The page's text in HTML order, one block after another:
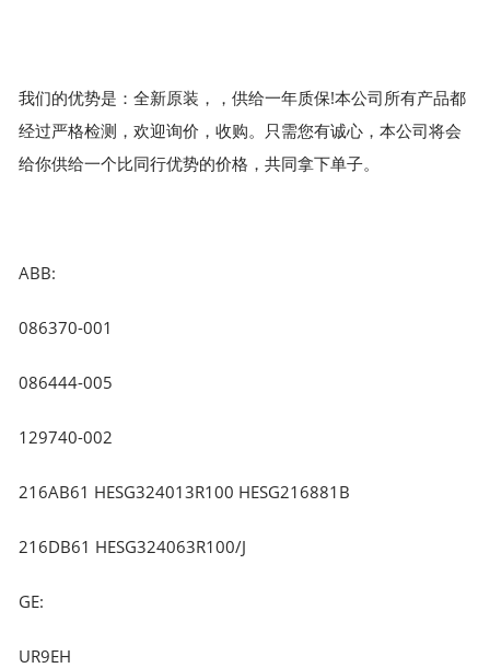
我们的优势是：全新原装，，供给一年质保!本公司所有产品都
经过严格检测，欢迎询价，收购。只需您有诚心，本公司将会
给你供给一个比同行优势的价格，共同拿下单子。
ABB:
086370-001
086444-005
129740-002
216AB61 HESG324013R100 HESG216881B
216DB61 HESG324063R100/J
GE:
UR9EH